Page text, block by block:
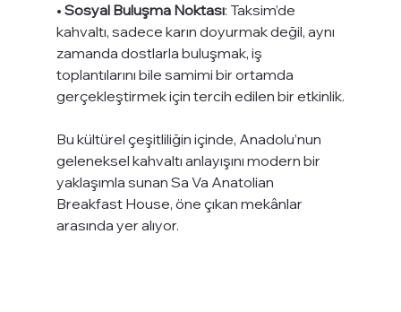
• Sosyal Buluşma Noktası: Taksim’de
kahvaltı, sadece karın doyurmak değil, aynı
zamanda dostlarla buluşmak, iş
toplantılarını bile samimi bir ortamda
gerçekleştirmek için tercih edilen bir etkinlik.
Bu kültürel çeşitliliğin içinde, Anadolu’nun
geleneksel kahvaltı anlayışını modern bir
yaklaşımla sunan Sa Va Anatolian
Breakfast House, öne çıkan mekânlar
arasında yer alıyor.